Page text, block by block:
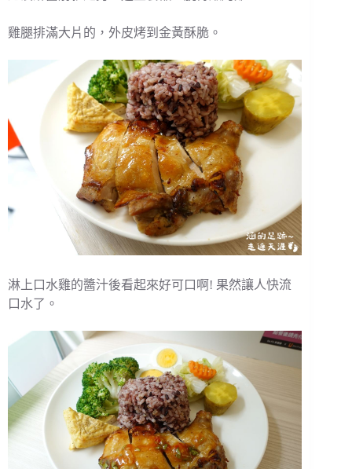
雞腿排滿大片的，外皮烤到金黃酥脆。
淋上口水雞的醬汁後看起來好可口啊! 果然讓人快流
口水了。